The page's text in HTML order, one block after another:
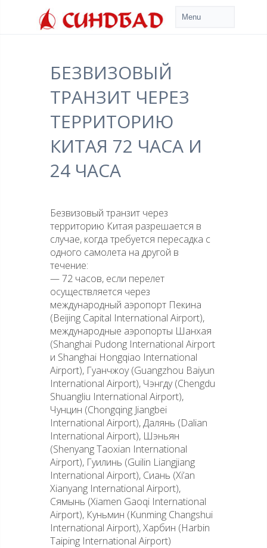
БЕЗВИЗОВЫЙ
ТРАНЗИТ ЧЕРЕЗ
ТЕРРИТОРИЮ
КИТАЯ 72 ЧАСА И
24 ЧАСА
Безвизовый транзит через
территорию Китая разрешается в
случае, когда требуется пересадка с
одного самолета на другой в
течение:
— 72 часов, если перелет
осуществляется через
международный аэропорт Пекина
(Beijing Capital International Airport),
международные аэропорты Шанхая
(Shanghai Pudong International Airport
и Shanghai Hongqiao International
Airport), Гуанчжоу (Guangzhou Baiyun
International Airport), Чэнгду (Chengdu
Shuangliu International Airport),
Чунцин (Chongqing Jiangbei
International Airport), Далянь (Dalian
International Airport), Шэньян
(Shenyang Taoxian International
Airport), Гуилинь (Guilin Liangjiang
International Airport), Сиань (Xi’an
Xianyang International Airport),
Сямынь (Xiamen Gaoqi International
Airport), Куньмин (Kunming Changshui
International Airport), Харбин (Harbin
Taiping International Airport)